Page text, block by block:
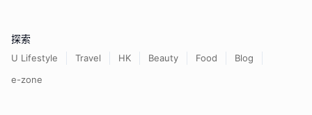
探索
U Lifestyle Travel HK Beauty Food
Blog
e-zone